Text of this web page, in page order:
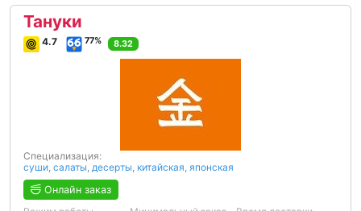
Тануки
4.7 77% 8.32
Специализация:
суши салаты десерты китайская японская
Онлайн заказ